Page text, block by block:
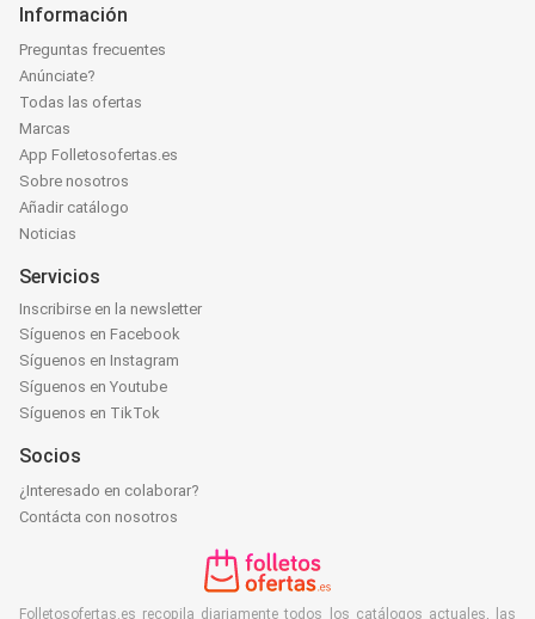
Información
Preguntas frecuentes
Anúnciate?
Todas las ofertas
Marcas
App Folletosofertas.es
Sobre nosotros
Añadir catálogo
Noticias
Servicios
Inscribirse en la newsletter
Síguenos en Facebook
Síguenos en Instagram
Síguenos en Youtube
Síguenos en TikTok
Socios
¿Interesado en colaborar?
Contácta con nosotros
Folletosofertas.es recopila diariamente todos los catálogos actuales, las